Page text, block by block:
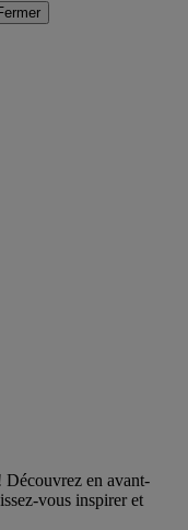
Découvrez en avant-
vous inspirer et